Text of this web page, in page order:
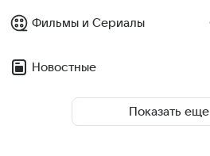
Фильмы и Сериалы
Новостные
Показать еще